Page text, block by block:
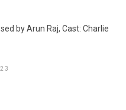
by Arun Raj, Cast: Charlie